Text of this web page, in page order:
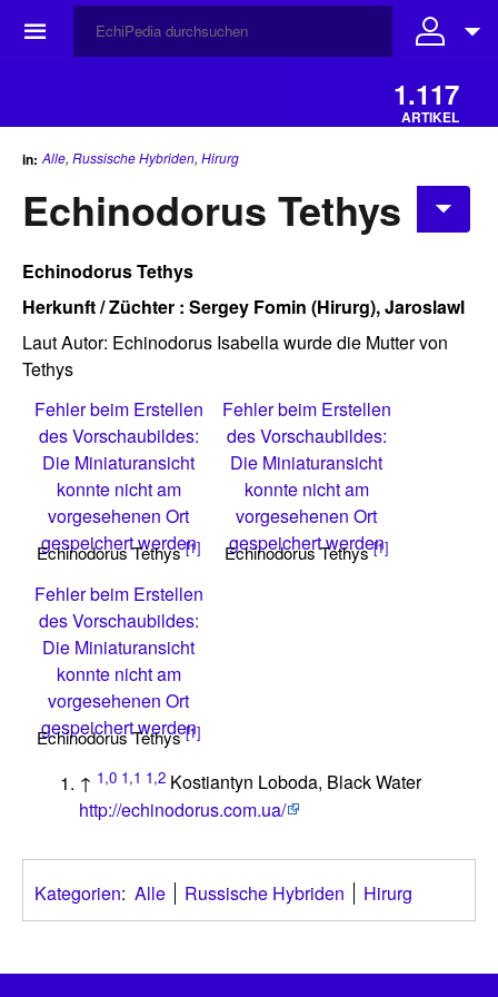
☰
1.117
ARTIKEL
in: Alle, Russische Hybriden, Hirurg
Echinodorus Tethys
Echinodorus Tethys
Herkunft / Züchter : Sergey Fomin (Hirurg), Jaroslawl
Laut Autor: Echinodorus Isabella wurde die Mutter von
Tethys
Fehler beim Erstellen
des Vorschaubildes:
Die Miniaturansicht
konnte nicht am
vorgesehenen Ort
gespeichert werden
Echinodorus Tethys[1]
Fehler beim Erstellen
des Vorschaubildes:
Die Miniaturansicht
konnte nicht am
vorgesehenen Ort
gespeichert werden
Echinodorus Tethys[1]
Fehler beim Erstellen
des Vorschaubildes:
Die Miniaturansicht
konnte nicht am
vorgesehenen Ort
gespeichert werden
Echinodorus Tethys[1]
↑ 1,0 1,1 1,2 Kostiantyn Loboda, Black Water
http://echinodorus.com.ua/
Kategorien: Alle Russische Hybriden Hirurg